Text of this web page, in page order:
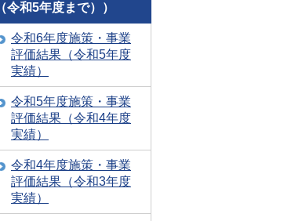
（令和5年度まで））
令和6年度施策・事業
評価結果（令和5年度
実績）
令和5年度施策・事業
評価結果（令和4年度
実績）
令和4年度施策・事業
評価結果（令和3年度
実績）